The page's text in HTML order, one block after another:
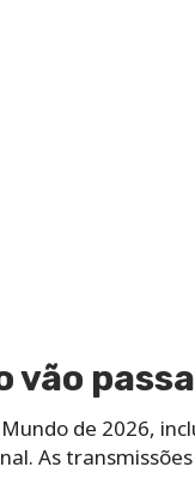
vão
de 2026,
As